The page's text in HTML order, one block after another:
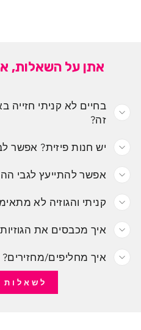
אתן על השאלות,
בחיים לא קניתי חזייה
זה?
יש חנות פיזית? אפשר
אפשר להתייעץ לגבי
קניתי והגוזיה לא
איך מכבסים את
איך מחליפים/מחזירים?
לשאלות